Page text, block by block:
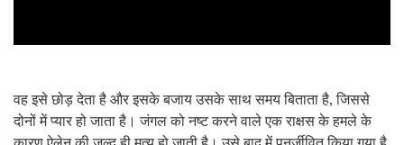
वह इसे छोड़ देता है और इसके बजाय उसके साथ समय बिताता है, जिससे
दोनों में प्यार हो जाता है। जंगल को नष्ट करने वाले एक राक्षस के हमले के